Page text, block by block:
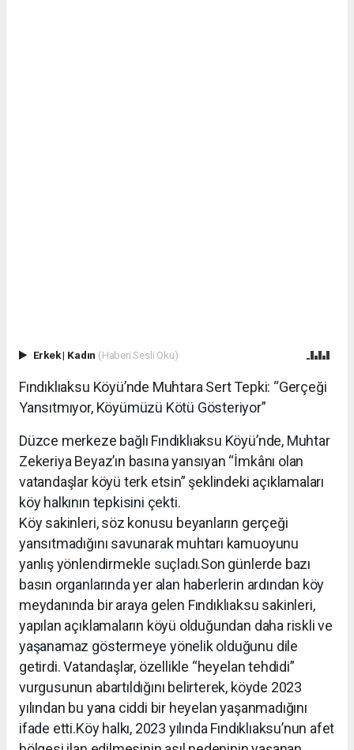
Erkek| Kadın (Haberi Sesli Oku)
Fındıklıaksu Köyü’nde Muhtara Sert Tepki: “Gerçeği
Yansıtmıyor, Köyümüzü Kötü Gösteriyor”
Düzce merkeze bağlı Fındıklıaksu Köyü’nde, Muhtar
Zekeriya Beyaz’ın basına yansıyan “İmkânı olan
vatandaşlar köyü terk etsin” şeklindeki açıklamaları
köy halkının tepkisini çekti.
Köy sakinleri, söz konusu beyanların gerçeği
yansıtmadığını savunarak muhtarı kamuoyunu
yanlış yönlendirmekle suçladı.Son günlerde bazı
basın organlarında yer alan haberlerin ardından köy
meydanında bir araya gelen Fındıklıaksu sakinleri,
yapılan açıklamaların köyü olduğundan daha riskli ve
yaşanamaz göstermeye yönelik olduğunu dile
getirdi. Vatandaşlar, özellikle “heyelan tehdidi”
vurgusunun abartıldığını belirterek, köyde 2023
yılından bu yana ciddi bir heyelan yaşanmadığını
ifade etti.Köy halkı, 2023 yılında Fındıklıaksu’nun afet